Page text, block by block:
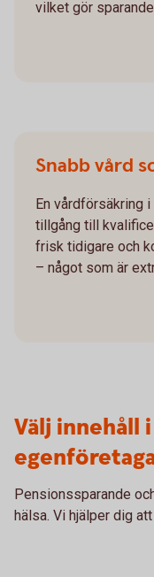
vilket gör
Snabb vård
En vårdförsäkring
tillgång till
frisk tidigare och
– något som är
Välj innehåll
Pensionssparande
hälsa. Vi hjälper dig